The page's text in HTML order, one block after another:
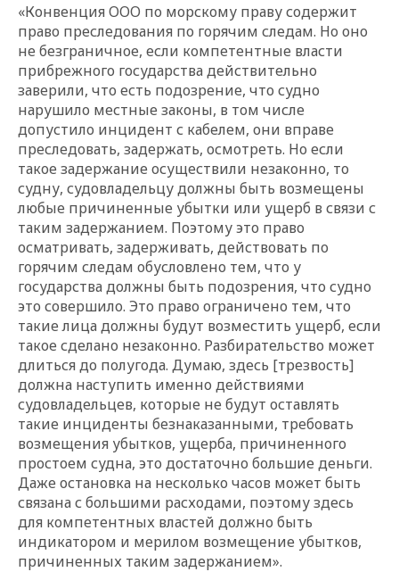
«Конвенция ООО по морскому праву содержит
право преследования по горячим следам. Но оно
не безграничное, если компетентные власти
прибрежного государства действительно
заверили, что есть подозрение, что судно
нарушило местные законы, в том числе
допустило инцидент с кабелем, они вправе
преследовать, задержать, осмотреть. Но если
такое задержание осуществили незаконно, то
судну, судовладельцу должны быть возмещены
любые причиненные убытки или ущерб в связи с
таким задержанием. Поэтому это право
осматривать, задерживать, действовать по
горячим следам обусловлено тем, что у
государства должны быть подозрения, что судно
это совершило. Это право ограничено тем, что
такие лица должны будут возместить ущерб, если
такое сделано незаконно. Разбирательство может
длиться до полугода. Думаю, здесь [трезвость]
должна наступить именно действиями
судовладельцев, которые не будут оставлять
такие инциденты безнаказанными, требовать
возмещения убытков, ущерба, причиненного
простоем судна, это достаточно большие деньги.
Даже остановка на несколько часов может быть
связана с большими расходами, поэтому здесь
для компетентных властей должно быть
индикатором и мерилом возмещение убытков,
причиненных таким задержанием».